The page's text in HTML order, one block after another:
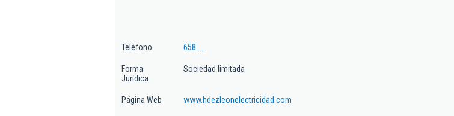
Teléfono 658.....
Forma
Jurídica
Sociedad limitada
Página Web www.hdezleonelectricidad.com